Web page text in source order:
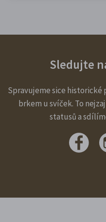
Sledujte
Spravujeme sice historické
brkem u svíček. To
statusů a